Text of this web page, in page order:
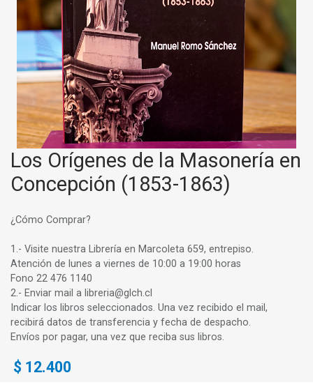
Los Orígenes de la Masonería en
Concepción (1853-1863)
¿Cómo Comprar?
1.- Visite nuestra Librería en Marcoleta 659, entrepiso.
Atención de lunes a viernes de 10:00 a 19:00 horas
Fono 22 476 1140
2.- Enviar mail a libreria@glch.cl
Indicar los libros seleccionados. Una vez recibido el mail,
recibirá datos de transferencia y fecha de despacho.
Envíos por pagar, una vez que reciba sus libros.
$ 12.400